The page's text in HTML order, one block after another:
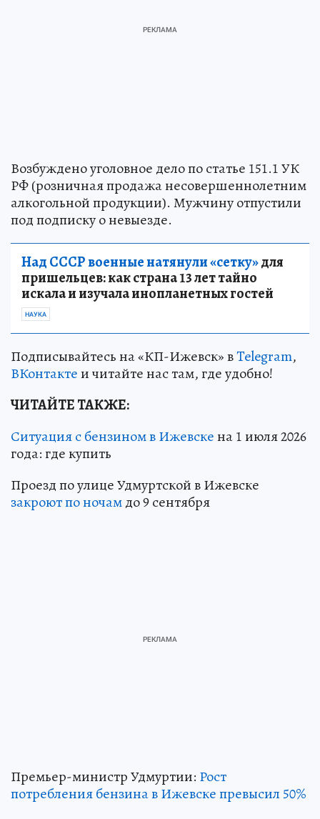
Возбуждено уголовное дело по статье 151.1 УК
РФ (розничная продажа несовершеннолетним
алкогольной продукции). Мужчину отпустили
под подписку о невыезде.
Над СССР военные натянули «сетку»для
пришельцев: как страна 13 лет тайно
искала и изучала инопланетных гостей
НАУКА
Подписывайтесь на «КП-Ижевск» вTelegram,
ВКонтактеи читайте нас там, где удобно!
ЧИТАЙТЕ ТАКЖЕ:
Ситуация с бензином в Ижевскена 1 июля 2026
года: где купить
Проезд по улице Удмуртской в Ижевске
закроют по ночамдо 9 сентября
Премьер-министр Удмуртии: Рост
потребления бензина в Ижевске превысил 50%